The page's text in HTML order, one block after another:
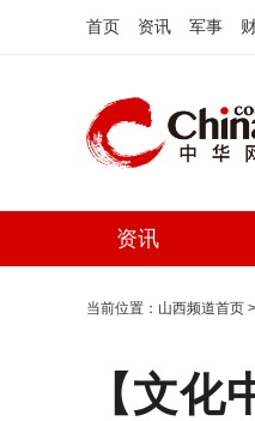
首页 资讯 军事
资讯
当前位置： 山西频道首页 >
【文